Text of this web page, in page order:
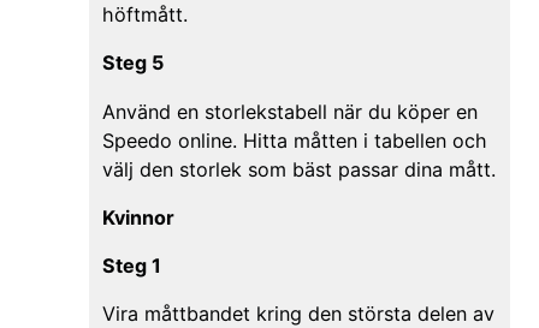
höftmått.
Steg 5
Använd en storlekstabell när du köper en
Speedo online. Hitta måtten i tabellen och
välj den storlek som bäst passar dina mått.
Kvinnor
Steg 1
Vira måttbandet kring den största delen av